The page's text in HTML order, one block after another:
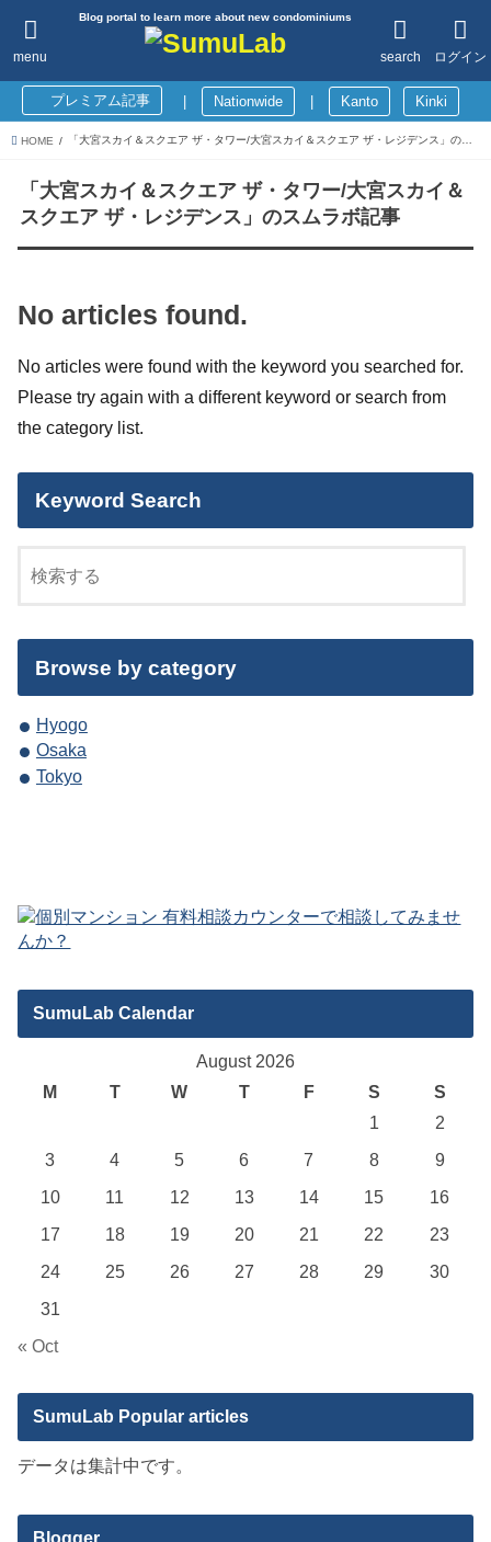
Blog portal to learn more about new condominiums
ログイン
search
menu
プレミアム記事 Nationwide Kanto Kinki
HOME
「大宮スカイ＆スクエア ザ・タワー/大宮スカイ＆
スクエア ザ・レジデンス」のスムラボ記事
No articles found.
No articles were found with the keyword you searched for.
Please try again with a different keyword or search from
the category list.
Keyword Search
Browse by category
Hyogo
Osaka
Tokyo
SumuLab Calendar
August 2026
M
T W T F S
S
1
2
3
4 5 6 7 8
9
10
11 12 13 14 15
16
17
18 19 20 21 22
23
24
25 26 27 28 29
30
31
« Oct
SumuLab Popular articles
データは集計中です。
Blogger